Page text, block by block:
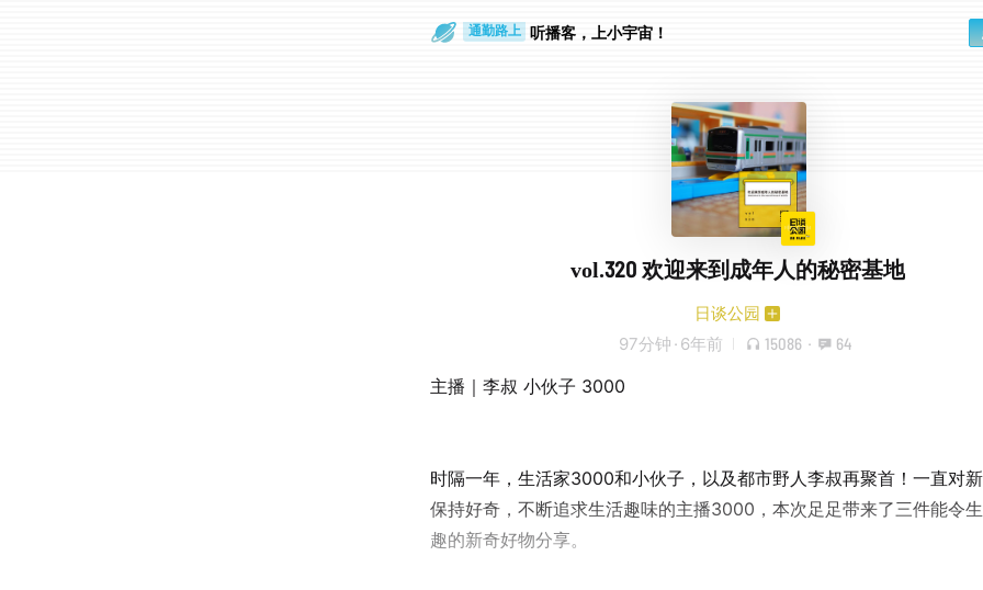
通勤路上 听播客，上小宇宙！
vol.320 欢迎来到成年人的秘密基地
日谈公园
97分钟 · 6年前 15086 · 64
主播｜李叔 小伙子 3000
时隔一年，生活家3000和小伙子，以及都市野人李叔再聚首！一直对
保持好奇，不断追求生活趣味的主播3000，本次足足带来了三件能令
趣的新奇好物分享。